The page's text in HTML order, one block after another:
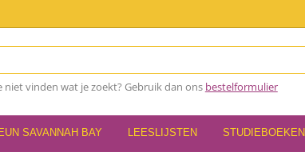
niet vinden wat je zoekt? Gebruik dan ons bestelformulier
SAVANNAH BAY LEESLIJSTEN STUDIEBOEKEN